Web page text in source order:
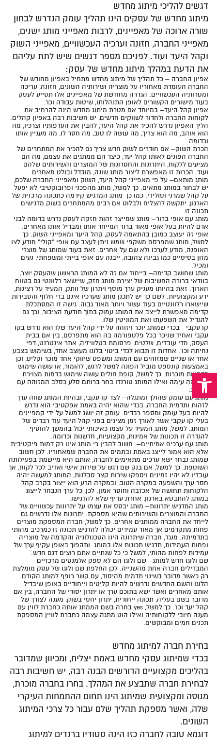
פתח סרגל נגישות
דגשים להליכי מיתוג מחדש
מיתוג מחדש של עסקים הינו תהליך עומק הנדרש לבחון
שורה ארוכה של מאפיינים, לרבות מאפייני מותג ישנים,
מאפייני החברה, חזונה וערכיה העכשוויים, מאפייני השוק
וקהל היעד ועוד. לפניכם מספר דגשים שיש לתת עליהם
את הדעת במהלך מיתוג מחדש של עסק:
אפיון החברה – כל תהליך של מיתוג מחדש מתחיל באפיון מחודש של
החברה העומדת מאחוריו על מוצריה ושירותיה השונים, חזונה, עריכה
ומטרותיה העכשוויים. הגדרה מחודשת של מאפיינים אלו תסייע לעסק
בעוד מישורים הקשורים לאופן התנהלותו, שיטות עבודה וכו'.
אפיון קהל היעד– במיוחד אם מטרת מיתוג מחדש הינה להרחיב את
לקוחות החברה ולחדור לשווקים חדשים, יש חשיבות רבה באפיון קהלים.
הליך האפיון נדרש להכיר את קהל היעד, להבין את העדפותיו וצרכיו, מה
הוא אוהב, מה הוא צריך, מה עושה לו טוב, מה חסר לו, מה מעניין אותו
וכדומה.
הכרת השוק– אם חודרים לשוק חדש צריך גם להכיר את המתחרים של
החברה הפונים לאותו קהל יעד, כיצד הם ממתגים את עצמם, מה הם
מציעים ללקוח, היתרונות והחסרונות של המוצרים והשירותים שלהם
ועוד. הכרות זו מאפשרת ליצור מותג שונה, מובדל ובולט מאחרים.
מותג מותאם– על פי מאפייני קהל היעד, השוק ומאפייני החברה שלכם,
יש לבחור במותג מתאים. כך למשל, מותג מהפכני ופרובוקטיבי לא יפעל
על קהל שמרני וסולידי. כמו כן מותג המדגיש קידמה כתכונה מרכזית של
הארגון, יתקשה להצליח ולבלוט אם רבים מהמתחרים בשוק מדגישים
תכונה זו.
מותג עם אופי ברור– מותג שמייצר זהות חזקה לעסק נדרש בדומה לבני
אדם להיות בעל אופי מאוד ברור המייחד אותו ומבדיל אותו מאחרים.
אופי זה יעוצב כמובן בהתאמה לעסק, קהל היעד ומאפייני השוק. כך
למשל, מותג שמפרסם משקפי שמש ניתן לעצב עם אופי "קולי" מודע לצו
האופנה, מודע לערכו ולא שם על אחרים. זאת בעוד שמותג של מוצרי
מזון בסיסיים כמו גבינה צהובה, ייבנה עם אופי בייתי ומשפחתי, נעים
ומכיל.
מותג שחושב קדימה– בייחוד אם זה לא המותג הראשון שהעסק יוצר,
בוודאי ברורה החשיבות של יצירת מותג חזק, שיישאר רלוונטי גם בטווח
הארוך. זאת בהיותו מעניק ערך מוסף ויתרון של וותק, המעיד על רצינות,
ידע ומקצועיות. לשם כך יש לתכנן מותג שערכיו אינם ברי חלוף והסבירות
שיישארו רלוונטיים בעוד עשור ויותר מאוד גבוה. גישה זו המסתכלת
קדימה מאפשרת לייצב את המותג עמוק בתוך תודעת הציבור, וכך גם
להגדיל את השפעתו ואת המוניטין שלו.
קו עקבי– בכדי שמותג יוכר ויזוהה על ידי קהל היעד שלו הוא נדרש בקו
עקבי ואחיד שניכר בכל פלטפורמה בה הוא מתפרסם, בין אם בבית
העסק, מדי עובדים, שלטים, פרסומת בטלוויזיה, אתר אינטרנט, דפי
נחיתה וכו'. אחדות זו תבוא לכדי ביטוי בלוגו מעוצב אחד, בשימוש בצבע
אחד או שניים שמזוהים עם המותג ומשפט שיווקי אחד מוכר וקליט, וכן
באמצעות קונספט מוביל הפונה למשל לרגש, להומור, או עושה שימוש
בדמויות מוכרות. כך למשל, קופת חולים עושה שימוש בדמות מצוירת
המזוהה עימה ואילו המותג טורנדו בחר ברותם סלע כסלב המזוהה עם
המותג.
מותג עם עומק שהולך ומתגלה– לצד קו עקבי, ובהיות המותג שווה ערך
לזהות ותדמית החברה, בכדי שהוא יהיה באמת אפקטיבי הוא נדרש
להיות בעל עומק ומספר רבדים. עומק זה יושג למשל על ידי קמפיינים
בעלי קו עקבי אשר לאורך זמן מציגים בפני קהל היעד עוד רבדים של
המותג. למשל, מותג המעיד על עצמו כאיכותי יכול בהמשך להוסיף
להגדרה זו תכונות של אמינות, מקצועיות, חדשנות וכדומה.
מותג עם ערכים אמיתיים– חשוב להבין כי מותג אינו רק דמות פיקטיבית
אלא הוא אמור לייצג באמת ובתמים את החברה שמאחוריו. לכן חשוב
שמותג נבחר ישא ערכים מתאימים לחברה, אותם היא מיישמת בפעילותה
השוטפת. כך למשל, אם בנק שם דגש על שירות אישי ואדיב לכל לקוח, אך
עובדיו לא יהיו זמינים ויספקו שירות קצר סבלנות, המותג למעשה יהיה
חסר ערך והשפעה במקרה הטוב, ובמקרה הרע הוא ייצור בקרב קהל
הלקוחות תחושה של אכזבה וחוסר אמון. לכן, כל ערך הנבחר לייצוג
במותג להתבטא בארגון, אחרת עדיף שלא להדגישו.
מותג המדגיש יתרונות– מותג יבסס את עצמו על יתרונות עכשוויים של
החברה והמוצרים והשירותים שהיא מספקת. יתרונות אלו נדרשים גם
לייחד את החברה ממותגים אחרים. כך למשל, חברה המספקת מוצרים
פחות מתקדמים אך מאוד עמידים יכולה להדגיש תכונה זו כמרכיב מהותי
בתדמיתה. מנגד, חברה שיתרונה הינו הטכנולוגיה והקדמה של מוצריה
ופחות העמידות, תדגיש תכונות אלו במותג ותהפוך באופן עקיף ערך של
עמידות לפחות מהותי, למשל כי כל שנתיים אתם רוצים דגם חדש.
שם ולוגו חדש למותג– שם ולוגו הם לא ספק אלמנטים מרכזיים
המבדילים חברה אחת מהשנייה. לכן החלפת שם ולוגו של עסק מומלצת
רק כאשר מדובר בשינוי תדמית מהיסוד, עם קשר רופף למותג הקודם.
הלוגו והשם החדשים נדרשים להיות קליטים וייחודיים באופן שיבדיל
אותם מאחרים ואשר ישא בתוכם ערך או יתרון יסודי של החברה, בין אם
מדובר בשם בעליה, תכונה ייחודית, יתרון יחסי בשוק, מענה לצורך של
קהל יעד וכו'. כך למשל, yes בחרה בשם הממתג אותה כחברת לווין עם
מענה חיובי ללקוחותיה ואילו הוט מתגה עצמה כחברת לוויין המספקת
תכנים חמים ומבוקשים.
בחירת חברה למיתוג מחדש
בכדי שמיתוג עסקי מחדש באמת יצליח, ומכיוון שמדובר
בהליכים מקצועיים הדורשים הבנה רבה, יש חשיבות רבה
לבחירת חברה שתבצע את המהלך. בחרו בחברה מוכרת,
מנוסה ומקצועית שמיתוג הינו תחום ההתמחות העיקרי
שלה, ואשר מספקת תהליך שלם עבור כל צרכי המיתוג
השונים.
דוגמא טובה לחברה כזו הינה סטודיו ברנדים למיתוג